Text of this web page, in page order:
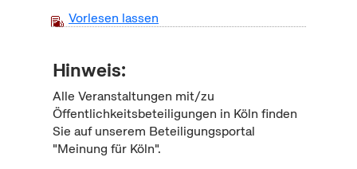
Vorlesen lassen
Hinweis:
Alle Veranstaltungen mit/zu
Öffentlichkeitsbeteiligungen in Köln finden
Sie auf unserem Beteiligungsportal
"Meinung für Köln".